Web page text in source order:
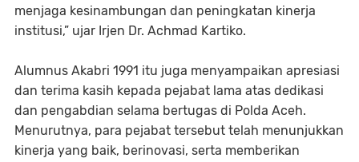
menjaga kesinambungan dan peningkatan kinerja
institusi,” ujar Irjen Dr. Achmad Kartiko.
Alumnus Akabri 1991 itu juga menyampaikan apresiasi
dan terima kasih kepada pejabat lama atas dedikasi
dan pengabdian selama bertugas di Polda Aceh.
Menurutnya, para pejabat tersebut telah menunjukkan
kinerja yang baik, berinovasi, serta memberikan